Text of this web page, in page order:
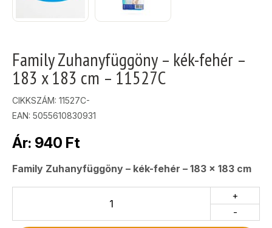
Family Zuhanyfüggöny – kék-fehér –
183 x 183 cm – 11527C
CIKKSZÁM: 11527C-
EAN: 5055610830931
Ár: 940 Ft
Family Zuhanyfüggöny – kék-fehér – 183 x 183 cm
-
+